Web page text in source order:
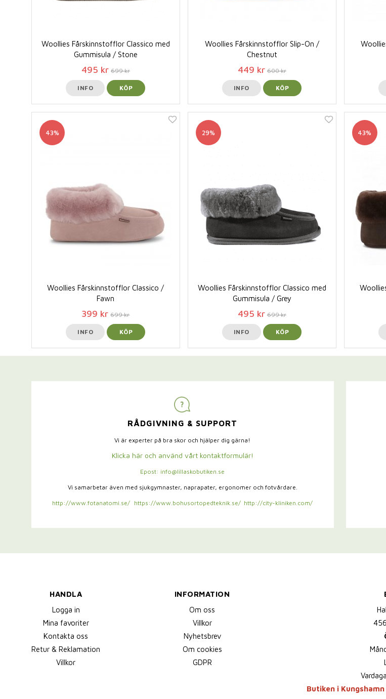
Woollies Fårskinnstofflor Classico med
Gummisula / Stone
495 kr 699 kr
INFO KÖP
Woollies Fårskinnstofflor Slip-On /
Chestnut
449 kr 600 kr
INFO KÖP
43%
Woollies Fårskinnstofflor Classico /
Fawn
399 kr 699 kr
INFO KÖP
29%
Woollies Fårskinnstofflor Classico med
Gummisula / Grey
495 kr 699 kr
INFO KÖP
43%
RÅDGIVNING & SUPPORT
Vi är experter på bra skor och hjälper dig gärna!
Klicka här och använd vårt kontaktformulär!
Epost: info@lillaskobutiken.se
Vi samarbetar även med sjukgymnaster, naprapater, ergonomer och fotvårdare.
http://www.fotanatomi.se/ https://www.bohusortopedteknik.se/ http://city-kliniken.com/
HANDLA
Logga in
Mina favoriter
Kontakta oss
Retur & Reklamation
Villkor
INFORMATION
Om oss
Villkor
Nyhetsbrev
Om cookies
GDPR
Butiken i